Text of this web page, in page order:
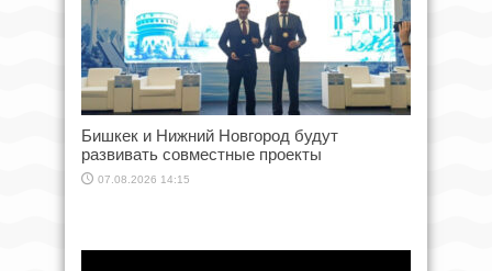
Бишкек и Нижний Новгород будут
развивать совместные проекты
07.08.2026 14:15